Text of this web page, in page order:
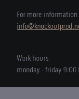
For more
Work hours
monday - friday 9:00